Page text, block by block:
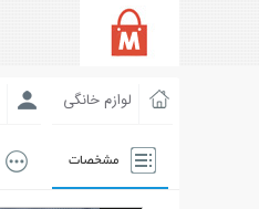
لوازم خانگی
مشخصات